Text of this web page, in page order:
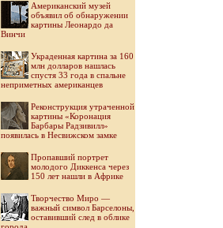
Американский музей
объявил об обнаружении
картины Леонардо да
Винчи
Украденная картина за 160
млн долларов нашлась
спустя 33 года в спальне
неприметных американцев
Реконструкция утраченной
картины «Коронация
Барбары Радзивилл»
появилась в Несвижском замке
Пропавший портрет
молодого Диккенса через
150 лет нашли в Африке
Творчество Миро —
важный символ Барселоны,
оставивший след в облике